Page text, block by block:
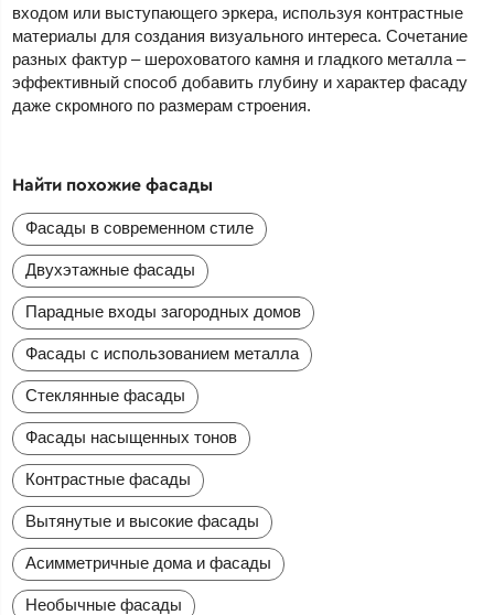
входом или выступающего эркера, используя контрастные
материалы для создания визуального интереса. Сочетание
разных фактур – шероховатого камня и гладкого металла –
эффективный способ добавить глубину и характер фасаду
даже скромного по размерам строения.
Найти похожие фасады
Фасады в современном стиле
Двухэтажные фасады
Парадные входы загородных домов
Фасады с использованием металла
Стеклянные фасады
Фасады насыщенных тонов
Контрастные фасады
Вытянутые и высокие фасады
Асимметричные дома и фасады
Необычные фасады